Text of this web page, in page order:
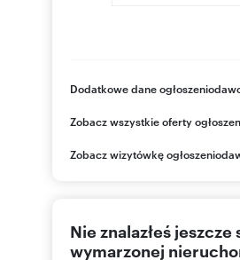
Dodatkowe dane
ul. Spokojna 2/U3
lubelskie
814581 Pokaż
Zobacz wszystkie oferty
Zobacz wizytówkę
Nie znalazłeś jeszcze
wymarzonej